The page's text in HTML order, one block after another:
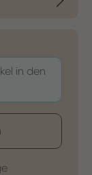
in den